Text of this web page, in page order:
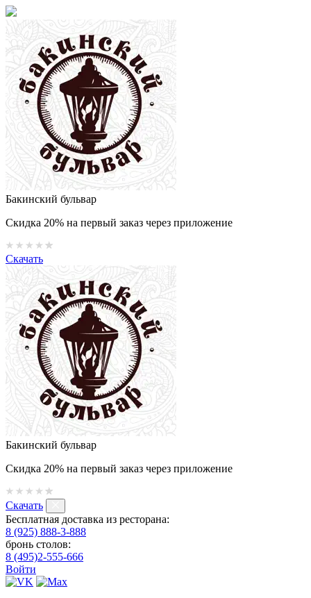
Бакинский бульвар
Скидка 20% на первый заказ через приложение
Скачать
Бакинский бульвар
Скидка 20% на первый заказ через приложение
Скачать
Бесплатная доставка из ресторана:
8 (925) 888-3-888
бронь столов:
8 (495)2-555-666
Войти